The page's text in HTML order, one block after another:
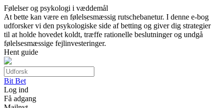
Følelser og psykologi i væddemål
At bette kan være en følelsesmæssig rutschebanetur. I denne e-bog
udforsker vi den psykologiske side af betting og giver dig strategier
til at holde hovedet koldt, træffe rationelle beslutninger og undgå
følelsesmæssige fejlinvesteringer.
Hent guide
Bit Bet
Log ind
Få adgang